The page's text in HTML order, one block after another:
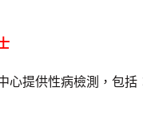
提供性病檢測，包括